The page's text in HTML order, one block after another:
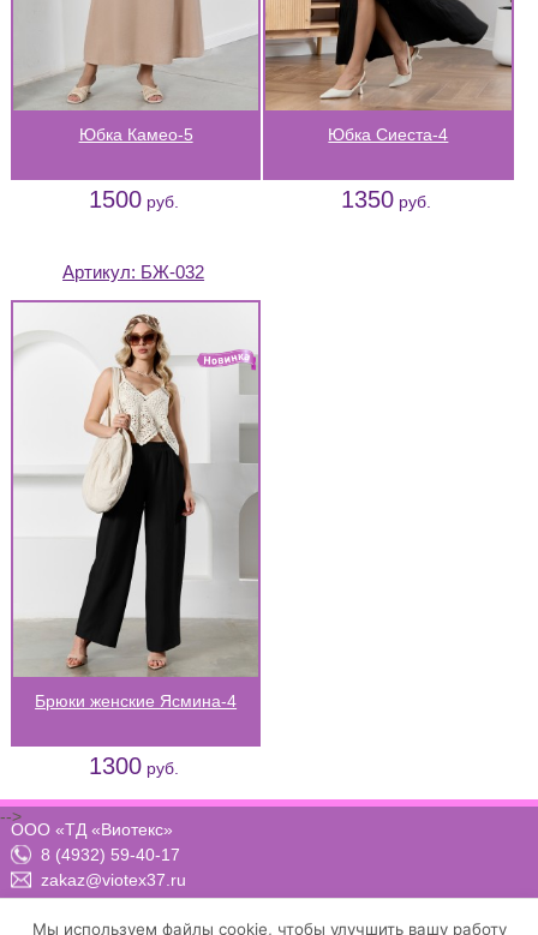
Юбка Камео-5
1500руб.
Юбка Сиеста-4
1350руб.
Артикул: БЖ-032
Брюки женские Ясмина-4
1300руб.
ООО «ТД «Виотекс»
8 (4932) 59-40-17
zakaz@viotex37.ru
-->
Мы используем файлы cookie, чтобы улучшить вашу работу